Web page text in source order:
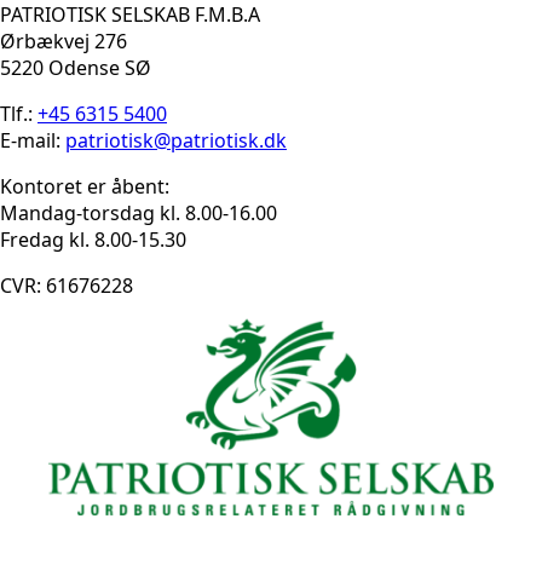
PATRIOTISK SELSKAB F.M.B.A
Ørbækvej 276
5220 Odense SØ
Tlf.: +45 6315 5400
E-mail: patriotisk@patriotisk.dk
Kontoret er åbent:
Mandag-torsdag kl. 8.00-16.00
Fredag kl. 8.00-15.30
CVR: 61676228